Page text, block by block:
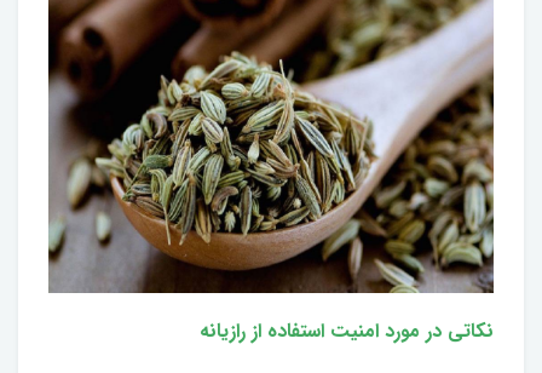
نکاتی در مورد امنیت استفاده از رازیانه